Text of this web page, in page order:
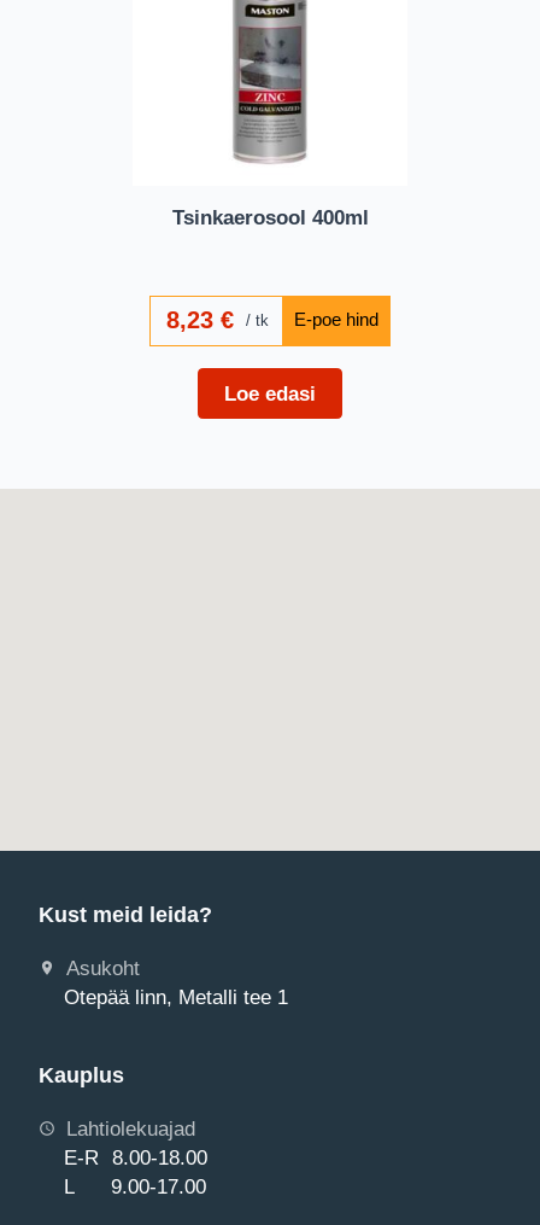
Tsinkaerosool 400ml
8,23€ tk
Loe edasi
Kust meid leida?
Asukoht
Otepää linn, Metalli tee 1
Kauplus
Lahtiolekuajad
E-R 8.00-18.00
L 9.00-17.00